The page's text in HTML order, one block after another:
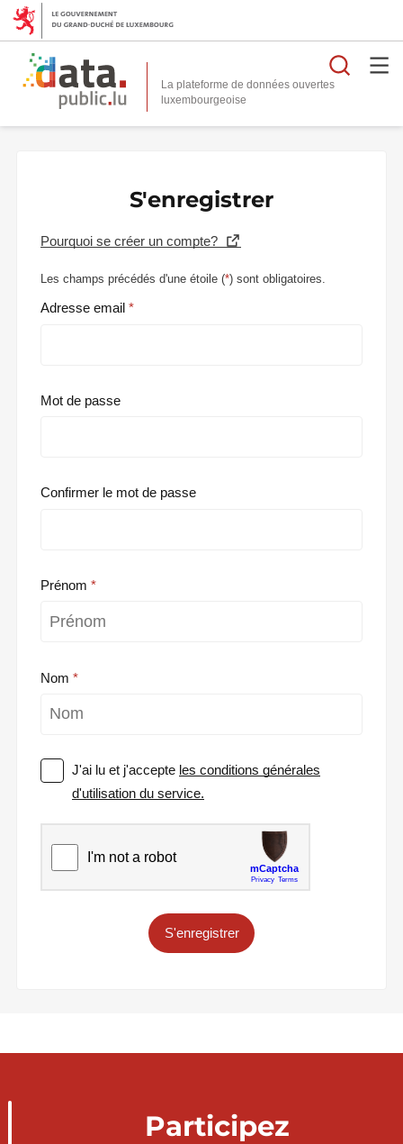
La plateforme de données ouvertes
S'enregistrer
Pourquoi se créer un compte?
Les champs précédés d'une étoile (*) sont obligatoires.
Adresse email
Mot de passe
Confirmer le mot de passe
Prénom
Nom
J'ai lu et j'accepte les conditions générales
d'utilisation du service.
S'enregistrer
Participez